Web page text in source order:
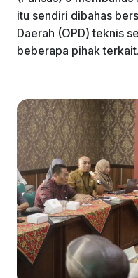
itu sendiri dibahas
Daerah (OPD) teknis
beberapa pihak terkait.